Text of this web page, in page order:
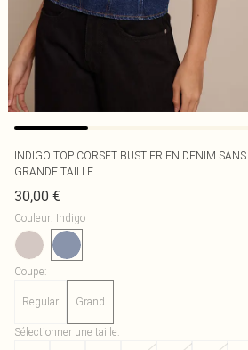
INDIGO TOP CORSET BUSTIER EN DENIM SANS
GRANDE TAILLE
30,00 €
Couleur: Indigo
Coupe:
Regular Grand
Sélectionner une taille: